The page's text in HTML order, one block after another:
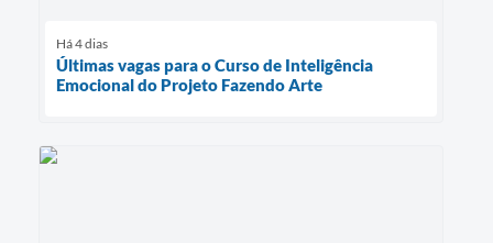
Há 4 dias
Últimas vagas para o Curso de Inteligência
Emocional do Projeto Fazendo Arte